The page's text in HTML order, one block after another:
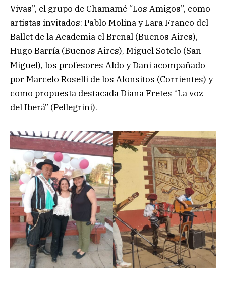
Vivas”, el grupo de Chamamé “Los Amigos”, como
artistas invitados: Pablo Molina y Lara Franco del
Ballet de la Academia el Breñal (Buenos Aires),
Hugo Barría (Buenos Aires), Miguel Sotelo (San
Miguel), los profesores Aldo y Dani acompañado
por Marcelo Roselli de los Alonsitos (Corrientes) y
como propuesta destacada Diana Fretes “La voz
del Iberá” (Pellegrini).